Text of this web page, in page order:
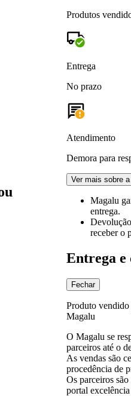
Produtos
Entrega
No prazo
Atendimento
Demora para
Ver mais sobre
Magalu
entrega.
receber o
Entrega
Fechar
Produto
Magalu
O Magalu se
parceiros até o
As vendas são
procedência de
Os parceiros
portal